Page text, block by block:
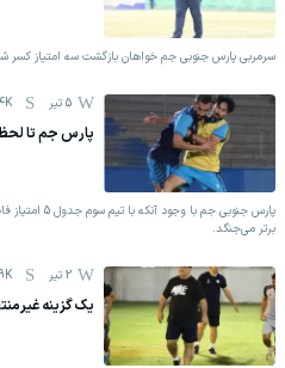
سرمربی پارس جنوبی جم خواهان بازگشت سه امتیاز کسر
5 تیر
پارس جم تا
پارس جنوبی جم
برتر می‌جنگد.
2 تیر
یک گزینه